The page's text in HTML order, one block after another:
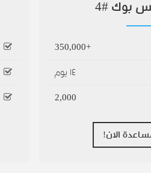
بوك #4
+350,000
١٤ يوم
2,000
الان!